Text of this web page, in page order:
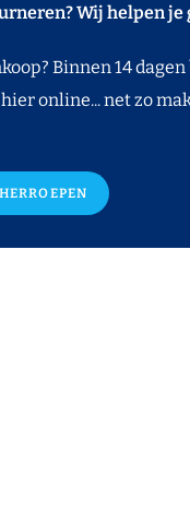
Wij helpen je
Binnen 14
online... net zo